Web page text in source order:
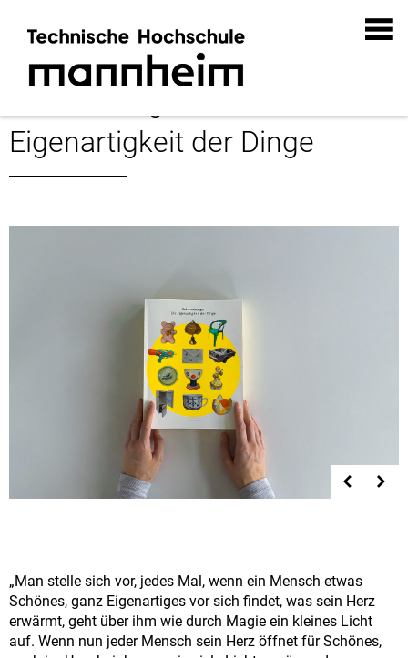
Eigenartigkeit der Dinge
„Man stelle sich vor, jedes Mal, wenn ein Mensch etwas
Schönes, ganz Eigenartiges vor sich findet, was sein Herz
erwärmt, geht über ihm wie durch Magie ein kleines Licht
auf. Wenn nun jeder Mensch sein Herz öffnet für Schönes,